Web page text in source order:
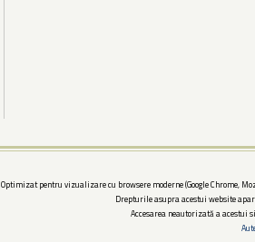
Optimizat pentru vizualizare cu browsere moderne (Google Chrome,
Drepturile asupra acestui website
Accesarea neautorizată a acestui